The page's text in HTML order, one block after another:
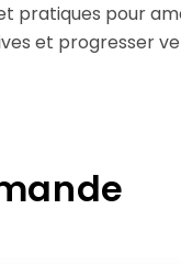
pratiques pour
et progresser